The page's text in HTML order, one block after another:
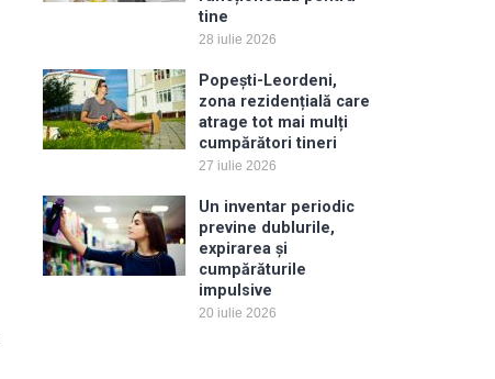
tine
28 iulie 2026
Popești-Leordeni,
zona rezidențială care
atrage tot mai mulți
cumpărători tineri
27 iulie 2026
Un inventar periodic
previne dublurile,
expirarea și
cumpărăturile
impulsive
20 iulie 2026